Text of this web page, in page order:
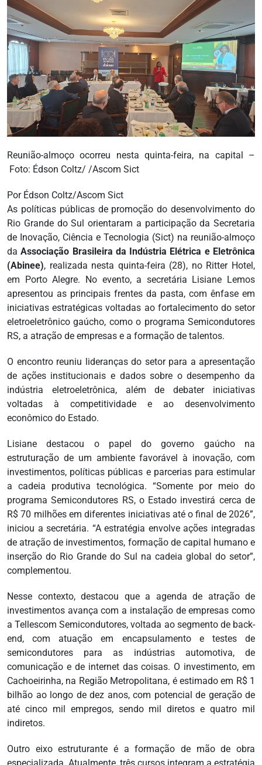
Reunião-almoço ocorreu nesta quinta-feira, na capital –
Foto: Édson Coltz/ /Ascom Sict
Por Édson Coltz/Ascom Sict
As políticas públicas de promoção do desenvolvimento do
Rio Grande do Sul orientaram a participação da Secretaria
de Inovação, Ciência e Tecnologia (Sict) na reunião-almoço
daAssociação Brasileira da Indústria Elétrica e Eletrônica
(Abinee), realizada nesta quinta-feira (28), no Ritter Hotel,
em Porto Alegre. No evento, a secretária Lisiane Lemos
apresentou as principais frentes da pasta, com ênfase em
iniciativas estratégicas voltadas ao fortalecimento do setor
eletroeletrônico gaúcho, como o programa Semicondutores
RS, a atração de empresas e a formação de talentos.
O encontro reuniu lideranças do setor para a apresentação
de ações institucionais e dados sobre o desempenho da
indústria eletroeletrônica, além de debater iniciativas
voltadas à competitividade e ao desenvolvimento
econômico do Estado.
Lisiane destacou o papel do governo gaúcho na
estruturação de um ambiente favorável à inovação, com
investimentos, políticas públicas e parcerias para estimular
a cadeia produtiva tecnológica. “Somente por meio do
programa Semicondutores RS, o Estado investirá cerca de
R$ 70 milhões em diferentes iniciativas até o final de 2026”,
iniciou a secretária. “A estratégia envolve ações integradas
de atração de investimentos, formação de capital humano e
inserção do Rio Grande do Sul na cadeia global do setor”,
complementou.
Nesse contexto, destacou que a agenda de atração de
investimentos avança com a instalação de empresas como
a Tellescom Semicondutores, voltada ao segmento de back-
end, com atuação em encapsulamento e testes de
semicondutores para as indústrias automotiva, de
comunicação e de internet das coisas. O investimento, em
Cachoeirinha, na Região Metropolitana, é estimado em R$ 1
bilhão ao longo de dez anos, com potencial de geração de
até cinco mil empregos, sendo mil diretos e quatro mil
indiretos.
Outro eixo estruturante é a formação de mão de obra